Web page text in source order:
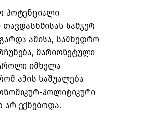
პოტენციალი
სამჯერ
ამისა, სამხედრო
მარიონეტული
იმხელა
ამის საშუალება
პოლიტიკური
არ ექნებოდა.